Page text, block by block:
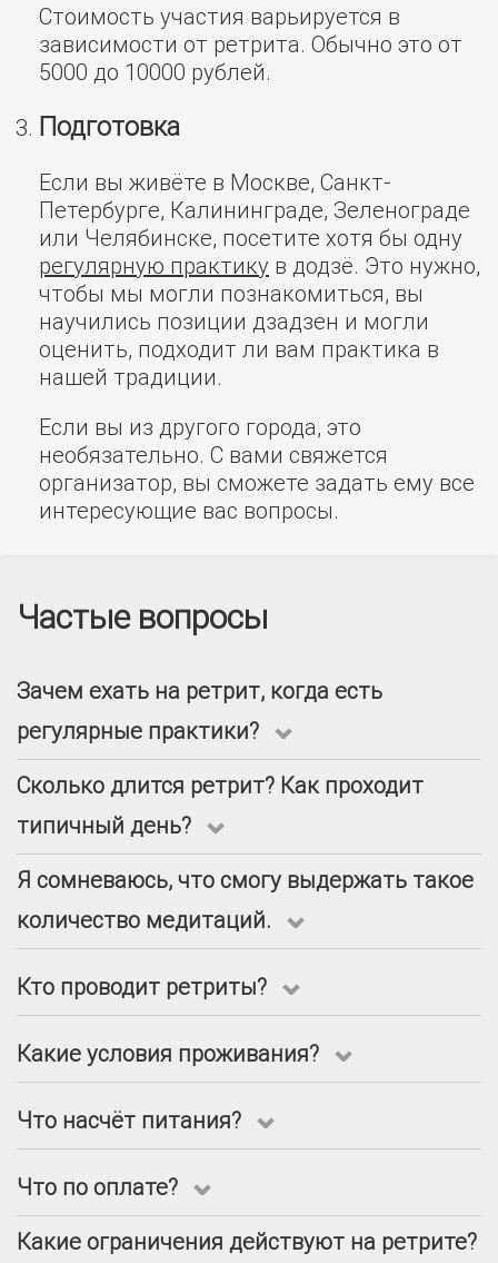
Стоимость участия варьируется в
зависимости от ретрита. Обычно это от
5000 до 10000 рублей.
Подготовка
Если вы живёте в Москве, Санкт-
Петербурге, Калининграде, Зеленограде
или Челябинске, посетите хотя бы одну
регулярную практику в додзё. Это нужно,
чтобы мы могли познакомиться, вы
научились позиции дзадзен и могли
оценить, подходит ли вам практика в
нашей традиции.
Если вы из другого города, это
необязательно. С вами свяжется
организатор, вы сможете задать ему все
интересующие вас вопросы.
Частые вопросы
Зачем ехать на ретрит, когда есть
регулярные практики?
Регулярные дзадзеныв додзё
практики и контакт с сангхой –
сообществом практикующих – в
повседневной жизни, когда
монастыре. Однако, настоящее
Сколько длится ретрит? Как проходит
типичный день?
заезжаем в вечер четверга, а
заканчиваем в воскресенье днём, но
иногда даты могут быть другими.
Я сомневаюсь, что смогу выдержать такое
количество медитаций.
На самом деле мы не сидим фанатично
Кто проводит ретриты?
Какие условия проживания?
Что насчёт питания?
Что по оплате?
Какие ограничения действуют на ретрите?